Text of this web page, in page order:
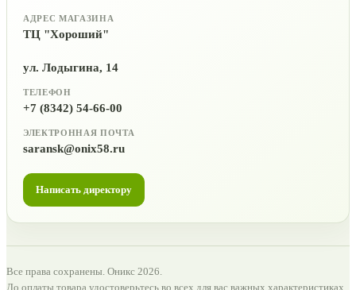
АДРЕС МАГАЗИНА
ТЦ "Хороший"
ул. Лодыгина, 14
ТЕЛЕФОН
+7 (8342) 54-66-00
ЭЛЕКТРОННАЯ ПОЧТА
saransk@onix58.ru
Написать директору
Все права сохранены. Оникс 2026.
До оплаты товара удостоверьтесь во всех для вас важных характеристиках